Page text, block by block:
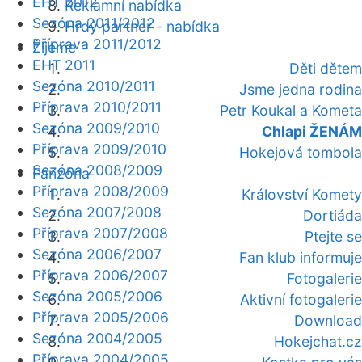
Reklamní nabídka
Hrdý partner - nabídka
Žijeme
Děti dětem
Jsme jedna rodina
Petr Koukal a Kometa
Chlapi ŽENÁM
Hokejová tombola
Fanzóna
Království Komety
Dortiáda
Ptejte se
Fan klub informuje
Fotogalerie
Aktivní fotogalerie
Download
Hokejchat.cz
Sezóna 2011/2012
Příprava 2011/2012
EHT 2011
Sezóna 2010/2011
Příprava 2010/2011
Sezóna 2009/2010
Příprava 2009/2010
Sezóna 2008/2009
Příprava 2008/2009
Sezóna 2007/2008
Příprava 2007/2008
Sezóna 2006/2007
Příprava 2006/2007
Sezóna 2005/2006
Příprava 2005/2006
Sezóna 2004/2005